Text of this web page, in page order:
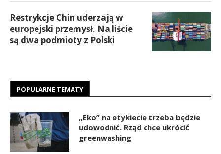
Restrykcje Chin uderzają w
europejski przemysł. Na liście
są dwa podmioty z Polski
POPULARNE TEMATY
„Eko” na etykiecie trzeba będzie
udowodnić. Rząd chce ukrócić
greenwashing